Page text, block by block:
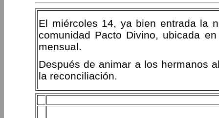
El miércoles 14, ya bien entrada la
comunidad Pacto Divino, ubicada
mensual.
Después de animar a los hermanos
la reconciliación.